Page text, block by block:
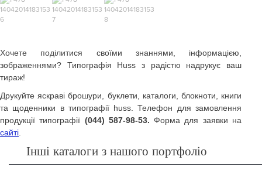
Хочете поділитися своїми знаннями, інформацією,
зображеннями? Типографія Huss з радістю надрукує ваш
тираж!
Друкуйте яскраві брошури, буклети, каталоги, блокноти, книги
та щоденники в типографії huss. Телефон для замовлення
продукції типографії (044) 587-98-53. Форма для заявки на
сайті
Інші каталоги з нашого портфоліо